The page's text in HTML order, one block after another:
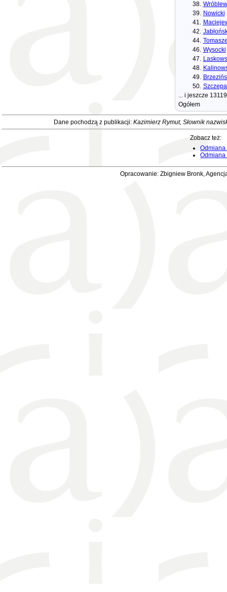
38.
39. Nowicki
41.
42.
44.
46. Wysocki
47.
48.
49.
50.
... i jeszcze
Ogółem
Dane pochodzą z publikacji: Kazimierz Rymut, Słownik
Zobacz też:
Odmiana
Opracowanie: Zbigniew Bronk,